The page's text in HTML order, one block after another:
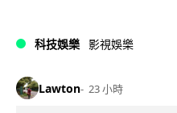
科技娛樂 影視娛樂
Lawton 23 小時